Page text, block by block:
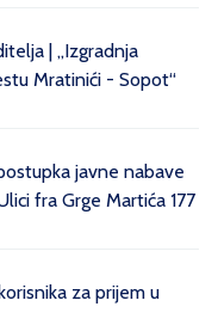
| „Izgradnja
Mratinići - Sopot“
javne nabave
fra Grge Martića 177
za prijem u